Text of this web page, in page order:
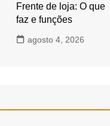
Frente de loja: O que
faz e funções
agosto 4, 2026